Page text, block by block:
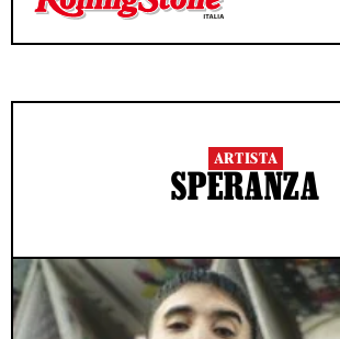
ARTISTA
SPERANZA